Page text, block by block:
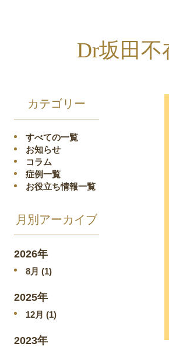
Dr坂田
カテゴリー
すべての一覧
お知らせ
コラム
症例一覧
お役立ち情報一覧
月別アーカイブ
2026年
8月 (1)
2025年
12月 (1)
2023年